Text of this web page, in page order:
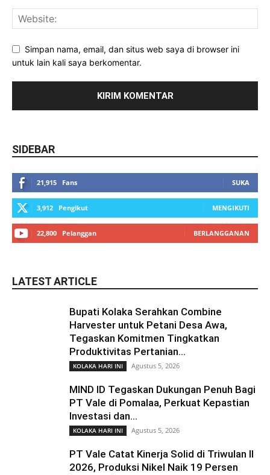
Simpan nama, email, dan situs web saya di browser ini
untuk lain kali saya berkomentar.
SIDEBAR
21,915 Fans SUKA
3,912 Pengikut MENGIKUTI
22,800 Pelanggan BERLANGGANAN
LATEST ARTICLE
Bupati Kolaka Serahkan Combine
Harvester untuk Petani Desa Awa,
Tegaskan Komitmen Tingkatkan
Produktivitas Pertanian...
KOLAKA HARI INI Agustus 5, 2026
MIND ID Tegaskan Dukungan Penuh Bagi
PT Vale di Pomalaa, Perkuat Kepastian
Investasi dan...
KOLAKA HARI INI Agustus 5, 2026
PT Vale Catat Kinerja Solid di Triwulan II
2026, Produksi Nikel Naik 19 Persen